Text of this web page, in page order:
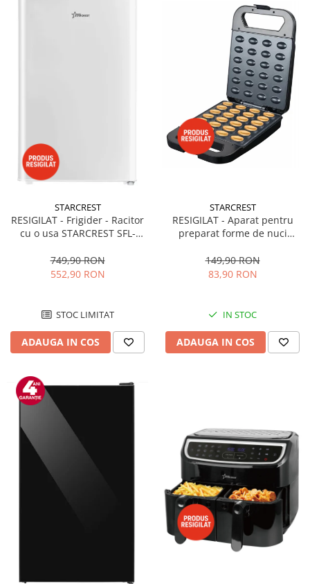
STARCREST
RESIGILAT - Frigider - Racitor
cu o usa STARCREST SFL-
92L, Iluminare interioara,H 83
cm, Alb
749,90 RON
552,90 RON
STOC LIMITAT
ADAUGA IN COS
STARCREST
RESIGILAT - Aparat pentru
preparat forme de nuci
forme, 1400W, Indicator
luminos, Placi antiaderente,
149,90 RON
83,90 RON
IN STOC
ADAUGA IN COS